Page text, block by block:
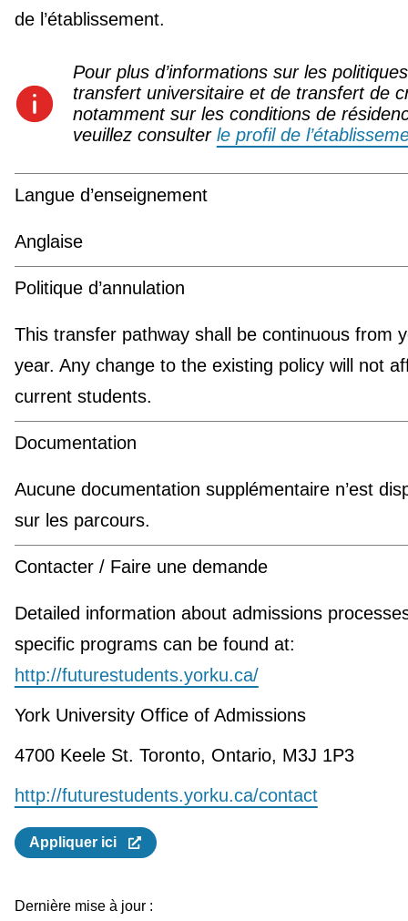
de l’établissement.
Pour plus d’informations sur les
transfert universitaire et de transfert de
notamment sur les conditions de
veuillez consulter le profil de
Langue d’enseignement
Anglaise
Politique d’annulation
This transfer pathway shall be continuous from
year. Any change to the existing policy will not
current students.
Documentation
Aucune documentation supplémentaire n’est
sur les parcours.
Contacter / Faire une demande
Detailed information about admissions
specific programs can be found at:
http://futurestudents.yorku.ca/
York University Office of Admissions
4700 Keele St. Toronto, Ontario, M3J 1P3
http://futurestudents.yorku.ca/contact
Appliquer ici
Dernière mise à jour :